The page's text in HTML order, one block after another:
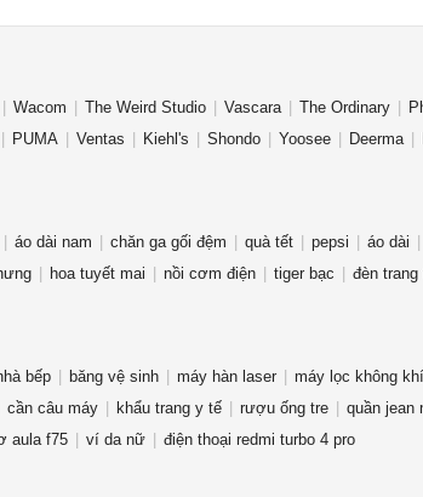
Wacom The Weird Studio Vascara The Ordinary
PUMA Ventas Kiehl's Shondo Yoosee Deerma
áo dài nam chăn ga gối đệm quà tết pepsi áo dài
hoa tuyết mai nồi cơm điện tiger bạc đèn trang
bếp băng vệ sinh máy hàn laser máy lọc không khí
cần câu máy khẩu trang y tế rượu ống tre quần jean
aula f75 ví da nữ điện thoại redmi turbo 4 pro